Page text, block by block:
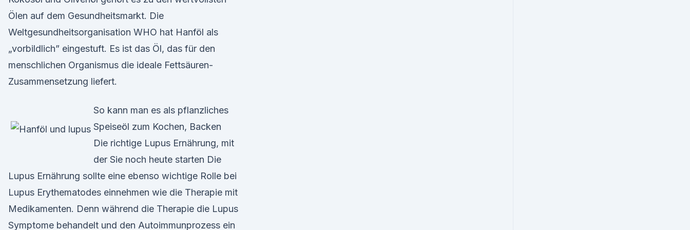
Ölen auf dem Gesundheitsmarkt. Die
Weltgesundheitsorganisation WHO hat Hanföl als
„vorbildlich” eingestuft. Es ist das Öl, das für den
menschlichen Organismus die ideale Fettsäuren-
Zusammensetzung liefert.
So kann man es als pflanzliches
Speiseöl zum Kochen, Backen
Die richtige Lupus Ernährung, mit
der Sie noch heute starten Die
Lupus Ernährung sollte eine ebenso wichtige Rolle bei
Lupus Erythematodes einnehmen wie die Therapie mit
Medikamenten. Denn während die Therapie die Lupus
Symptome behandelt und den Autoimmunprozess ein